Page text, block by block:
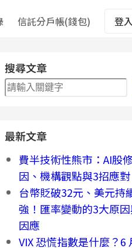
信託分戶帳(錢包) 登入
搜尋文章
搜
尋
最新文章
費半技術性熊市：AI股
因、機構觀點與3招應對
台幣貶破32元、美元持
強！匯率變動的3大原
因應
VIX 恐慌指數是什麼？6